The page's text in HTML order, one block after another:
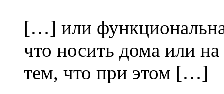
[…] или
что носить дома или на
тем, что при этом […]